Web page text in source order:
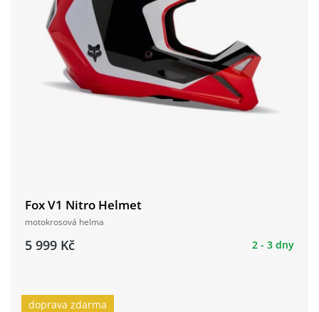
Fox V1 Nitro Helmet
motokrosová helma
5 999 Kč 2 - 3 dny
doprava zdarma